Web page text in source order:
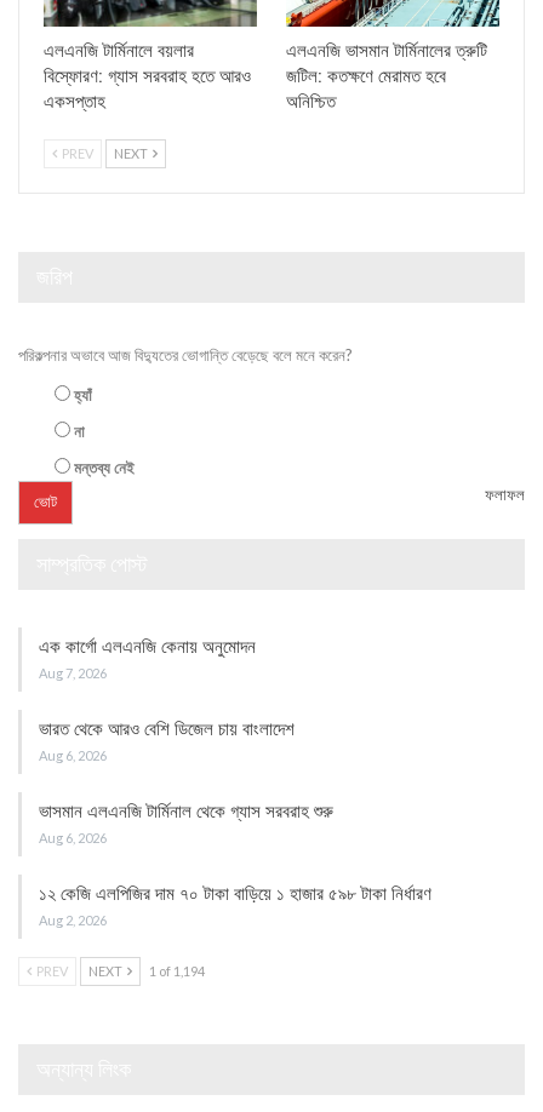
এলএনজি টার্মিনালে বয়লার
বিস্ফোরণ: গ্যাস সরবরাহ হতে আরও
একসপ্তাহ
এলএনজি ভাসমান টার্মিনালের ত্রুটি
জটিল: কতক্ষণে মেরামত হবে
অনিশ্চিত
PREV NEXT
পরিকল্পনার অভাবে আজ বিদ্যুতের ভোগান্তি বেড়েছে বলে মনে করেন?
হ্যাঁ
না
মন্তব্য নেই
ফলাফল
এক কার্গো এলএনজি কেনায় অনুমোদন
Aug 7, 2026
ভারত থেকে আরও বেশি ডিজেল চায় বাংলাদেশ
Aug 6, 2026
ভাসমান এলএনজি টার্মিনাল থেকে গ্যাস সরবরাহ শুরু
Aug 6, 2026
১২ কেজি এলপিজির দাম ৭০ টাকা বাড়িয়ে ১ হাজার ৫৯৮ টাকা নির্ধারণ
Aug 2, 2026
PREV NEXT 1 of 1,194